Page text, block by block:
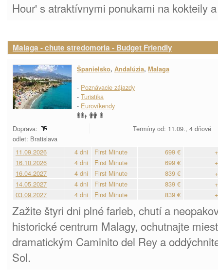
Hour' s atraktívnymi ponukami na kokteily
Malaga - chute stredomoria - Budget Friendly
Španielsko, Andalúzia, Malaga
- Poznávacie zájazdy
- Turistika
- Eurovíkendy
Doprava:
Termíny od: 11.09., 4 dňové
odlet: Bratislava
11.09.2026
4 dni First Minute 699 €
16.10.2026
4 dni First Minute 699 €
16.04.2027
4 dni First Minute 839 €
14.05.2027
4 dni First Minute 839 €
03.09.2027
4 dni First Minute 839 €
Zažite štyri dni plné farieb, chutí a
historické centrum Malagy, ochutnajte
dramatickým Caminito del Rey a
Sol.